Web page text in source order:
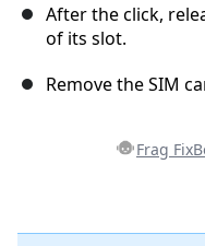
After the click,
of its slot.
Remove the SIM
Frag